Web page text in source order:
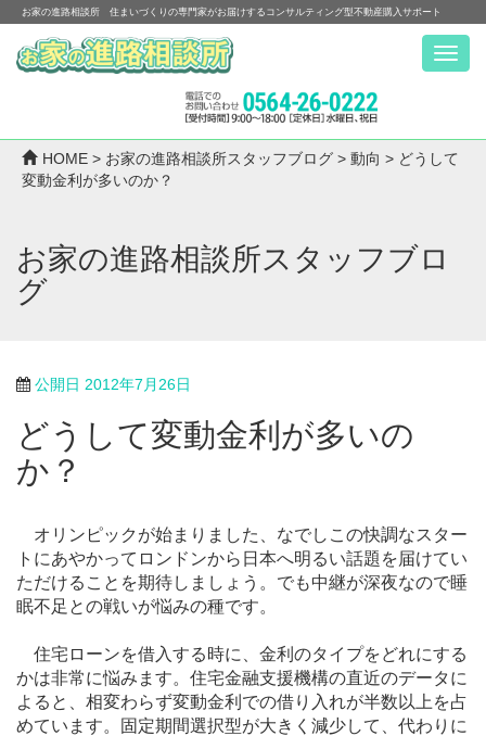
お家の進路相談所 住まいづくりの専門家がお届けするコンサルティング型不動産購入サポート
Menu
HOME > お家の進路相談所スタッフブログ > 動向 > どうして
変動金利が多いのか？
お家の進路相談所スタッフブロ
グ
公開日 2012年7月26日
どうして変動金利が多いの
か？
オリンピックが始まりました、なでしこの快調なスター
トにあやかってロンドンから日本へ明るい話題を届けてい
ただけることを期待しましょう。でも中継が深夜なので睡
眠不足との戦いが悩みの種です。
住宅ローンを借入する時に、金利のタイプをどれにする
かは非常に悩みます。住宅金融支援機構の直近のデータに
よると、相変わらず変動金利での借り入れが半数以上を占
めています。固定期間選択型が大きく減少して、代わりに